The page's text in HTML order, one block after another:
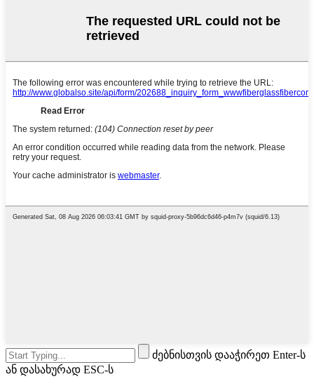
ძებნისთვის დააჭირეთ Enter-ს
ან დასახურად ESC-ს